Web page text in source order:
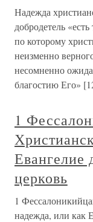
Надежда
добродетель
по которому
неизменно
несомненно
благостию Его»
1
Евангелие
церковь
1
надежда, или как